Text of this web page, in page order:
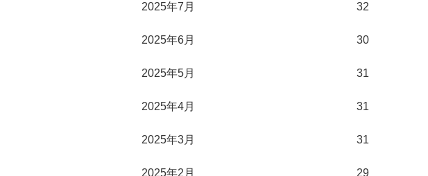
2025年7月 32
2025年6月 30
2025年5月 31
2025年4月 31
2025年3月 31
2025年2月 29